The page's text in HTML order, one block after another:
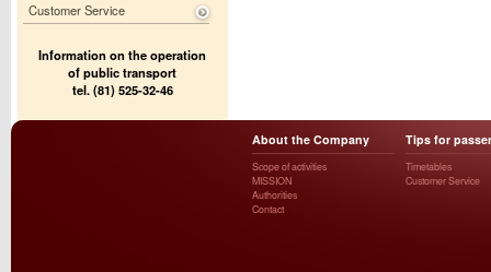
Customer Service
Information on the operation
of public transport
tel. (81) 525-32-46
About the Company
Scope of activities
MISSION
Authorities
Contact
Tips for
Timetables
Customer Service